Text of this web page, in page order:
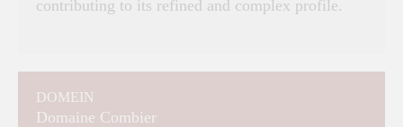
contributing to its refined and complex profile.
DOMEIN
Domaine Combier